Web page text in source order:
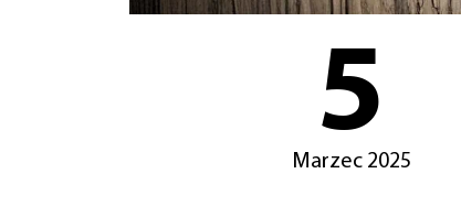
5
Marzec 2025